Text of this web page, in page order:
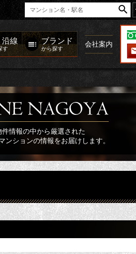
沿線
す
ブランド
から探す
会社案内
情報の中から厳選された
ンションの情報をお届けします。